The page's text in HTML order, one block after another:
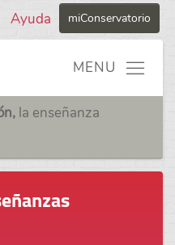
miConservatorio
Ayuda
la enseñanza